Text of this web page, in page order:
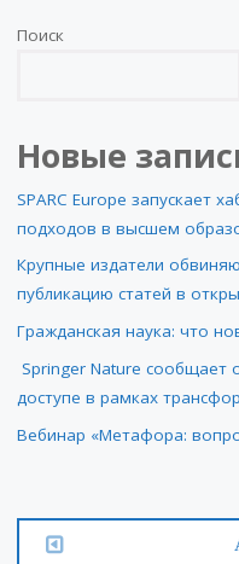
ЗАПИСЕЙ
В
Поиск
Новые
SPARC Europe запускает
подходов в высшем
Крупные издатели
публикацию статей в
Гражданская наука: что
Springer Nature сообщает
доступе в рамках
Вебинар «Метафора: